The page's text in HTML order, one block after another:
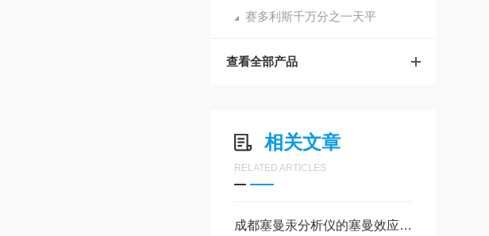
赛多利斯千万分之一天平
查看全部产品
相关文章
RELATED ARTICLES
成都塞曼汞分析仪的塞曼效应背景校正与热解模块操作